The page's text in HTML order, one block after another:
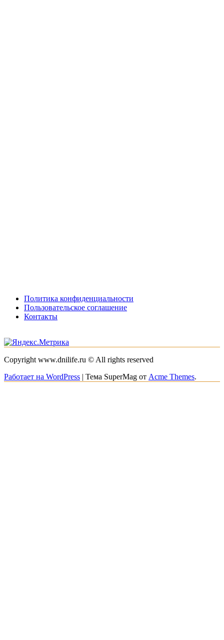
Политика конфиденциальности
Пользовательское соглашение
Контакты
Copyright www.dnilife.ru © All rights reserved
Работает на WordPress | Тема SuperMag от Acme Themes.